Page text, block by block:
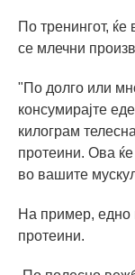
По тренингот,
се млечни
"По долго или
консумирајте
килограм
протеини. Ова
во вашите
На пример, едно
протеини.